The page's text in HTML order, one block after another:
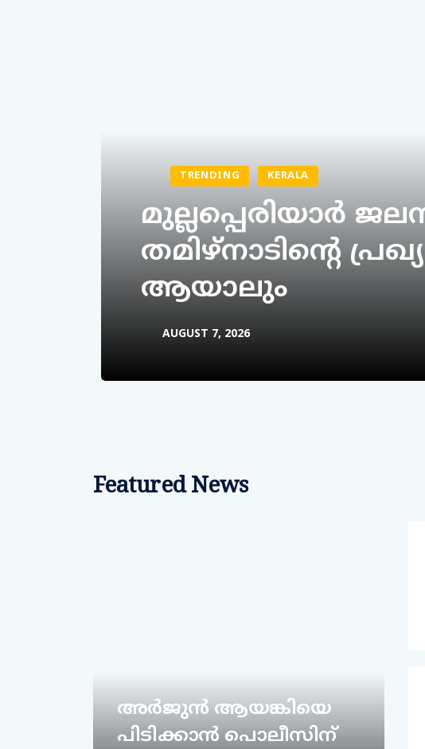
TRENDING KERALA
മുല്ലപ്പെരിയാര്‍
തമിഴ്‌നാടിന്റെ
ആയാലും
AUGUST 7, 2026
Featured News
അര്‍ജുന്‍ ആയങ്കിയെ
പിടിക്കാന്‍ പൊലീസിന്